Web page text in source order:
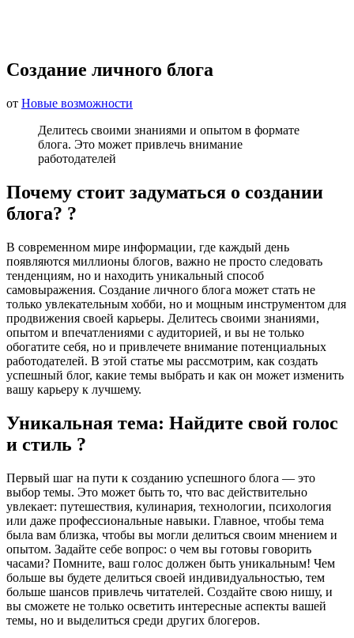
Создание личного блога
от Новые возможности
Делитесь своими знаниями и опытом в формате
блога. Это может привлечь внимание
работодателей
Почему стоит задуматься о создании
блога? ?
В современном мире информации, где каждый день
появляются миллионы блогов, важно не просто следовать
тенденциям, но и находить уникальный способ
самовыражения. Создание личного блога может стать не
только увлекательным хобби, но и мощным инструментом для
продвижения своей карьеры. Делитесь своими знаниями,
опытом и впечатлениями с аудиторией, и вы не только
обогатите себя, но и привлечете внимание потенциальных
работодателей. В этой статье мы рассмотрим, как создать
успешный блог, какие темы выбрать и как он может изменить
вашу карьеру к лучшему.
Уникальная тема: Найдите свой голос
и стиль ?
Первый шаг на пути к созданию успешного блога — это
выбор темы. Это может быть то, что вас действительно
увлекает: путешествия, кулинария, технологии, психология
или даже профессиональные навыки. Главное, чтобы тема
была вам близка, чтобы вы могли делиться своим мнением и
опытом. Задайте себе вопрос: о чем вы готовы говорить
часами? Помните, ваш голос должен быть уникальным! Чем
больше вы будете делиться своей индивидуальностью, тем
больше шансов привлечь читателей. Создайте свою нишу, и
вы сможете не только осветить интересные аспекты вашей
темы, но и выделиться среди других блогеров.